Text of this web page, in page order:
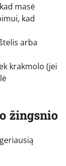
masė
kad
arba
krakmolo (jei
žingsnio